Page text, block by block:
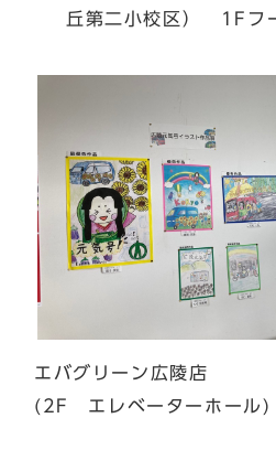
丘第二小校区） 1Fフ
エバグリーン広陵店
(2F エレベーターホール)